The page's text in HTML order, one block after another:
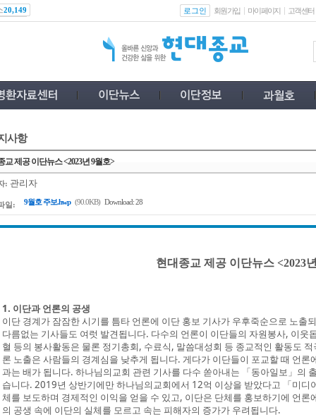
20,149 로그인 회원가입 마이페이지 고객센터
사항
교 제공 이단뉴스 <2023년 9월호>
: 관리자
일: 9월호 주보.hwp (90.0KB) Download: 28
현대종교 제공 이단뉴스 <2023
1. 이단과 언론의 공생
이단 경계가 잠잠한 시기를 틈타 언론에 이단 홍보 기사가 우후죽순으로 노출
다름없는 기사들도 여럿 발견됩니다. 다수의 언론이 이단들의 자원봉사, 이웃
혈 등의 봉사활동은 물론 정기총회, 수료식, 말씀대성회 등 종교적인 활동도
론 노출은 사람들의 경계심을 낮추게 됩니다. 게다가 이단들이 포교할 때 언
과는 배가 됩니다. 하나님의교회 관련 기사를 다수 쏟아내는 「동아일보」의
습니다. 2019년 상반기에만 하나님의교회에서 12억 이상을 받았다고 「미디
체를 보도하며 경제적인 이익을 얻을 수 있고, 이단은 단체를 홍보하기에 언
의 공생 속에 이단의 실체를 모르고 속는 피해자의 증가가 우려됩니다.